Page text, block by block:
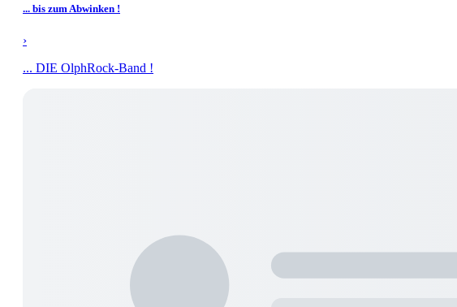
... bis zum Abwinken !
›
... DIE OlphRock-Band !